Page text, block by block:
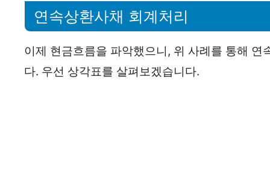
연속상환사채 회계처리
이제 현금흐름을 파악했으니, 위 사례를 통해
다. 우선 상각표를 살펴보겠습니다.